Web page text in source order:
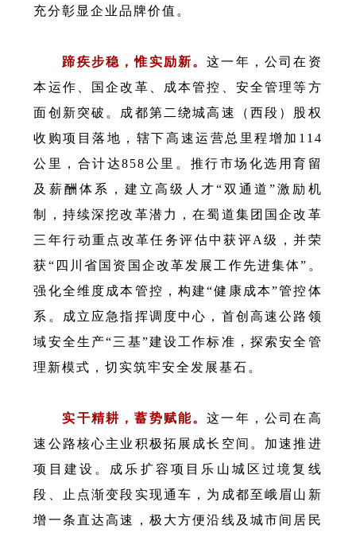
充分彰显企业品牌价值。
蹄疾步稳，惟实励新。这一年，公司在资
本运作、国企改革、成本管控、安全管理等方
面创新突破。 成都第二绕城高速（西段）股权
收购项目落地，辖下高速运营总里程增加114
公里，合计达858公里。推行市场化选用育留
及薪酬体系，建立高级人才“双通道”激励机
制，持续深挖改革潜力，在蜀道集团国企改革
三年行动重点改革任务评估中获评A级，并荣
获“四川省国资国企改革发展工作先进集体”。
强化全维度成本管控，构建“健康成本”管控体
系。成立应急指挥调度中心，首创高速公路领
域安全生产“三基”建设工作标准，探索安全管
理新模式，切实筑牢安全发展基石。
实干精耕，蓄势赋能。这一年，公司在高
速公路核心主业积极拓展成长空间。加速推进
项目建设。 成乐扩容项目乐山城区过境复线
段、止点渐变段实现通车，为成都至峨眉山新
增一条直达高速，极大方便沿线及城市间居民